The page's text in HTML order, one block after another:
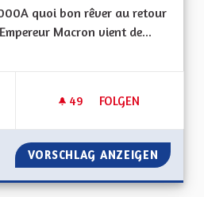
quoi bon rêver au retour
Macron vient de...
49 49 FOLLOWER
FOLGEN
A QUOI BON
VORSCHLAG ANZEIGEN A